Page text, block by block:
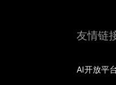
友情链
AI开放平